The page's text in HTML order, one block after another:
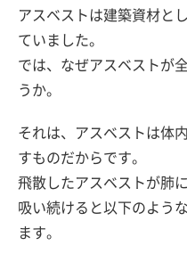
アスベストは建築資材と
ていました。
では、なぜアスベストが
うか。
それは、アスベストは体
すものだからです。
飛散したアスベストが肺
吸い続けると以下のよう
ます。